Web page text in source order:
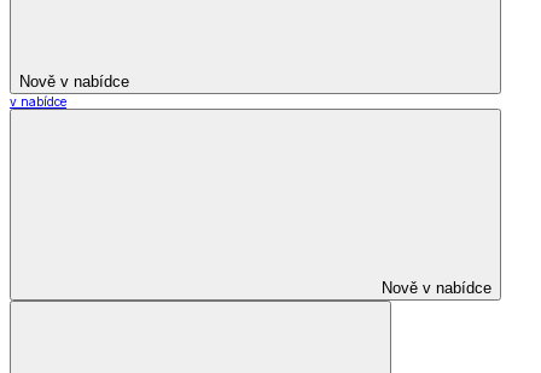
Nově v nabídce
v nabídce
Nově v nabídce